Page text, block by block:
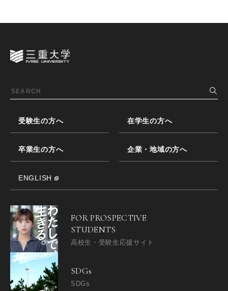
受験生の方へ 在学生の方へ
卒業生の方へ 企業・地域の方へ
ENGLISH
FOR PROSPECTIVE
STUDENTS
高校生・受験生応援サイト
SDGs
SDGs